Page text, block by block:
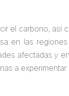
el carbono, así
en las
afectadas y
a